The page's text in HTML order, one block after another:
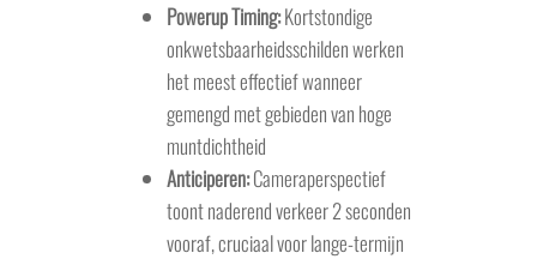
Powerup Timing:Kortstondige
onkwetsbaarheidsschilden werken
het meest effectief wanneer
gemengd met gebieden van hoge
muntdichtheid
Anticiperen:Cameraperspectief
toont naderend verkeer 2 seconden
vooraf, cruciaal voor lange-termijn